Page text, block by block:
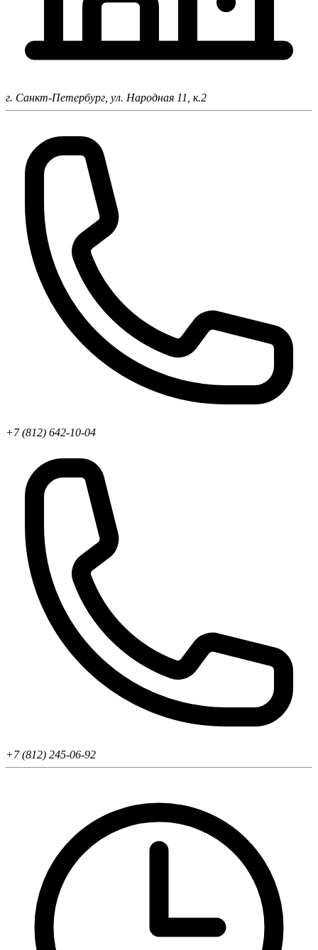
г. Санкт-Петербург, ул. Народная 11, к.2
+7 (812) 642-10-04
+7 (812) 245-06-92